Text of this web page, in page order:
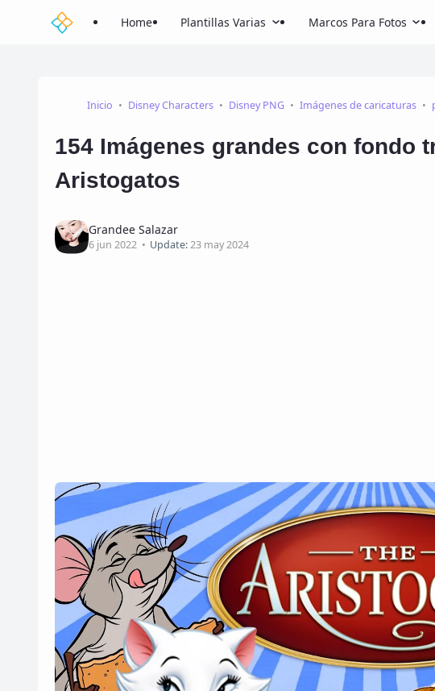
Home Plantillas Varias Marcos Para Fotos
Inicio Disney Characters Disney PNG Imágenes de caricaturas
154 Imágenes grandes con fondo
Aristogatos
Grandee Salazar
6 jun 2022 Update:23 may 2024